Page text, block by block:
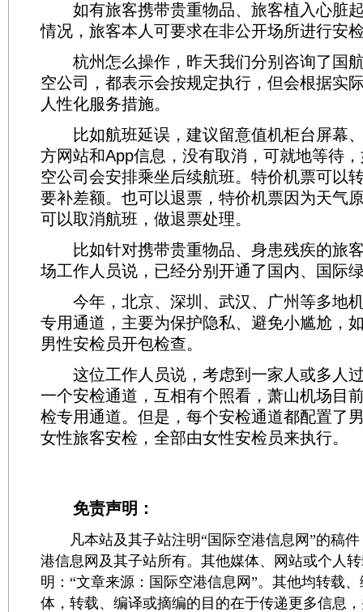
如有旅客携带贵重物品、旅客植入心脏
情况，旅客本人可要求在非公开场所进行安
杭州怎么操作，昨天我们分别咨询了国
空公司，都表示会按规定执行，但会根据实
人性化服务措施。
比如航班延误，建议留意值机柜台屏幕
方网站和App信息，没有取消，可就地等待
空公司会安排乘坐后续航班。特价机票可以
要补差额。也可以退票，特价机票因为天气
可以取消航班，做退票处理。
比如针对携带贵重物品、身患残疾的旅
场工作人员说，已经分别开通了国内、国际
今年，北京、深圳、武汉、广州等多地
专用通道，主要为保护隐私、避免小尴尬，
男性安检员开包检查。
这位工作人员说，考虑到一家人或多人
一个安检通道，互相有个照看，萧山机场目
检专用通道。但是，每个安检通道都配置了
女性旅客安检，全部由女性安检员来执行。
免责声明：
凡本站及其子站注明“国际空港信息网”的稿件
港信息网及其子站所有。其他媒体、网站或个人
明：“文章来源：国际空港信息网”。其他均转载
体，转载、编译或摘编的目的在于传递更多信息